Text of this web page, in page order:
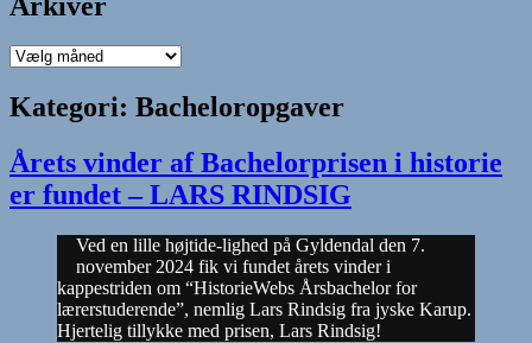
Arkiver
Kategori: Bacheloropgaver
Årets vinder af Bachelorprisen i historie
er fundet – LARS RINDSIG
Ved en lille højtide-lighed på Gyldendal den 7.
november 2024 fik vi fundet årets vinder i
kappestriden om “HistorieWebs Årsbachelor for
lærerstuderende”, nemlig Lars Rindsig fra jyske Karup.
Hjertelig tillykke med prisen, Lars Rindsig!